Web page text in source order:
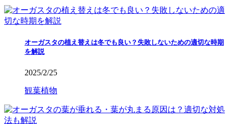
オーガスタの植え替えは冬でも良い？失敗しないための適切な時期
を解説
2025/2/25
観葉植物